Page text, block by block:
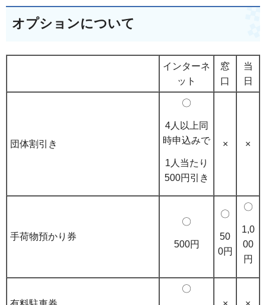
オプションについて
インターネ
ット
窓
口
当
日
団体割引き
〇
4人以上同
時申込みで
1人当たり
500円引き
× ×
手荷物預かり券
〇
500円
〇
50
0円
〇
1,0
00
円
〇